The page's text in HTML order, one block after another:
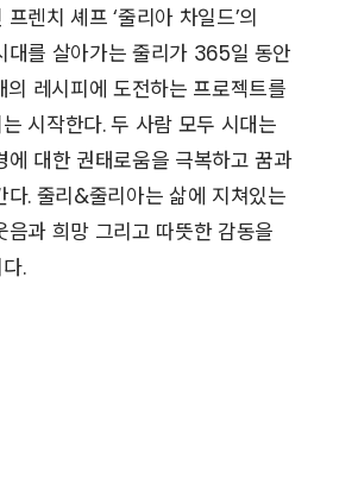
렌치 셰프 ‘줄리아 차일드’의
대를 살아가는 줄리가 365일 동안
레시피에 도전하는 프로젝트를
시작한다. 두 사람 모두 시대는
에 대한 권태로움을 극복하고 꿈과
다. 줄리&줄리아는 삶에 지쳐있는
음과 희망 그리고 따뜻한 감동을
.